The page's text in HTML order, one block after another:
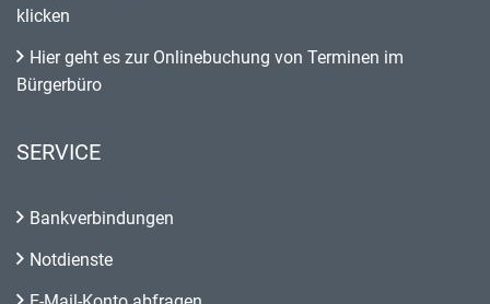
klicken
Hier geht es zur Onlinebuchung von Terminen im
Bürgerbüro
SERVICE
Bankverbindungen
Notdienste